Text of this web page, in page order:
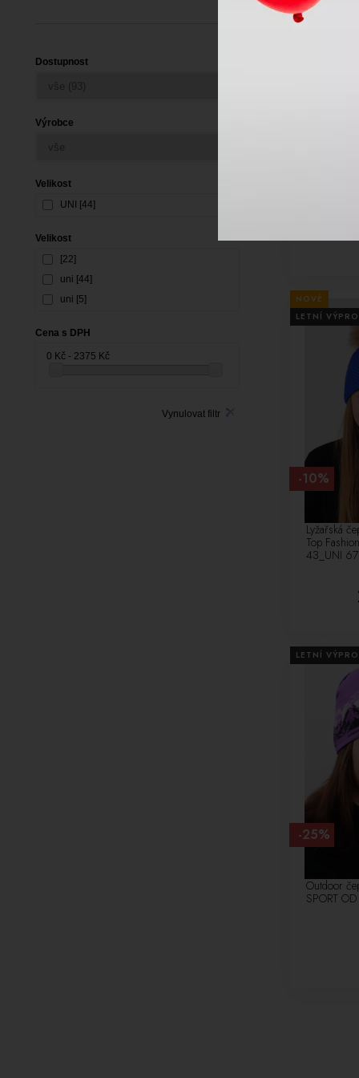
NOVÉ
LETNÍ
Lyžařská
Top
43_UNI
-10%
LETNÍ
Outdoor
SPORT
-25%
Dostupnost
Výrobce
Velikost
UNI [44]
Velikost
[22]
uni [44]
uni [5]
Cena s DPH
0 Kč - 2375 Kč
Vynulovat filtr